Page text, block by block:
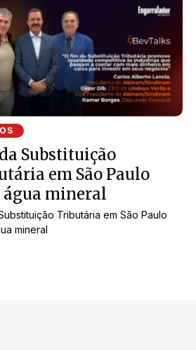
Substituição
em São Paulo
água mineral
Tributária em São Paulo
mineral